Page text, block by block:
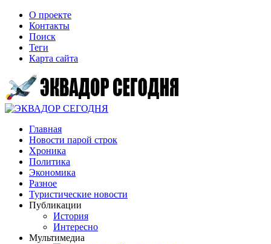
О проекте
Контакты
Поиск
Теги
Карта сайта
Главная
Новости парой строк
Хроника
Политика
Экономика
Разное
Туристические новости
Публикации
История
Интересно
Мультимедиа